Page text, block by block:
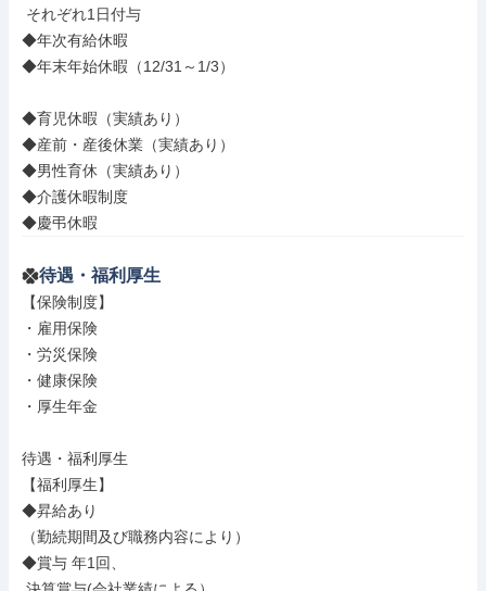
◆年次有給休暇
◆年末年始休暇（12/31～1/3）
◆育児休暇（実績あり）
◆産前・産後休業（実績あり）
◆男性育休（実績あり）
◆介護休暇制度
◆慶弔休暇
待遇・福利厚生
【保険制度】
・雇用保険
・労災保険
・健康保険
・厚生年金
待遇・福利厚生
【福利厚生】
◆昇給あり
（勤続期間及び職務内容により）
◆賞与 年1回、